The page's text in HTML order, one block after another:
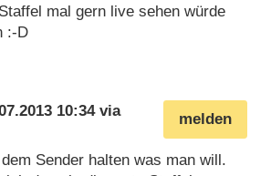
mal gern live sehen würde
:-D
melden
10:34via
Sender halten was man will.